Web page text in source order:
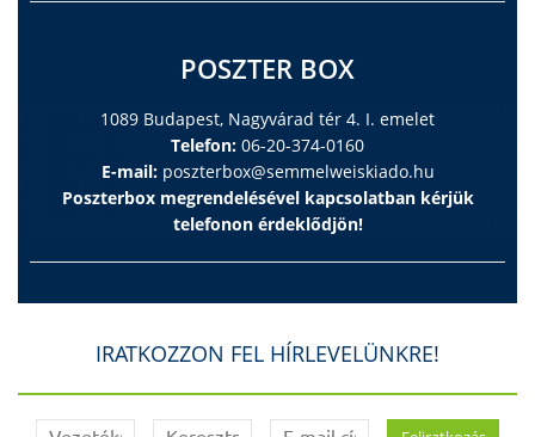
POSZTER BOX
1089 Budapest, Nagyvárad tér 4. I. emelet
Telefon: 06-20-374-0160
E-mail: poszterbox@semmelweiskiado.hu
Poszterbox megrendelésével kapcsolatban kérjük
telefonon érdeklődjön!
IRATKOZZON FEL HÍRLEVELÜNKRE!